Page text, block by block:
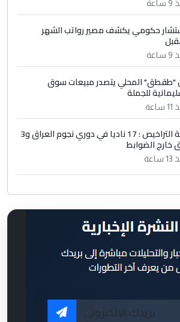
حكومي يكشف مصير رواتب الشهر
"طقطق" المحلي يتصدر مبيعات سوق
للجملة
لجنة التراخيص : 17 ناديا في دوري نجوم العراق و3
خارج الضوابط